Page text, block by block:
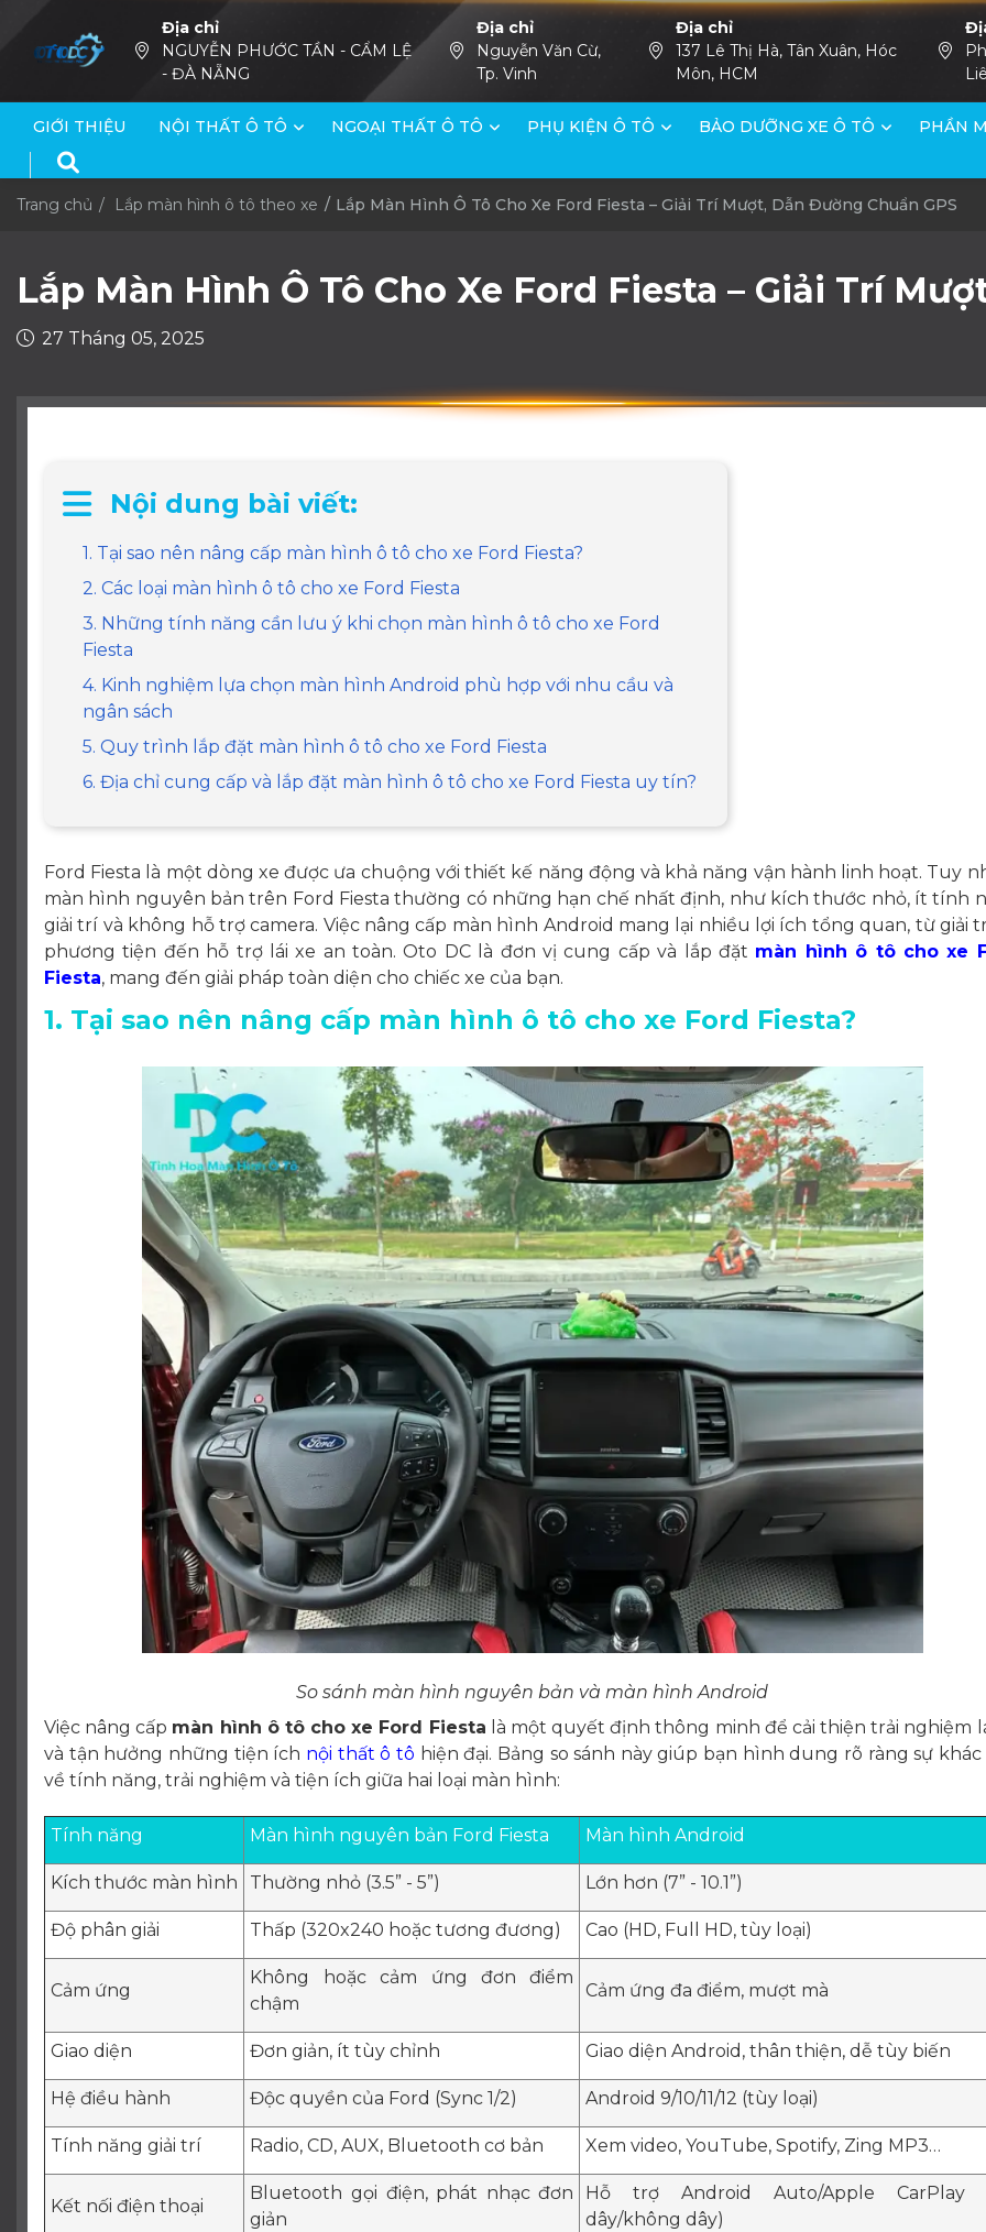
Địa chỉ
NGUYỄN PHƯỚC TẦN - CẨM LỆ
- ĐÀ NẴNG
Địa chỉ
Nguyễn Văn Cừ,
Tp. Vinh
Địa chỉ
137 Lê Thị Hà, Tân Xuân, Hóc
Môn, HCM
GIỚI THIỆU NỘI THẤT Ô TÔ NGOẠI THẤT Ô TÔ PHỤ KIỆN Ô TÔ BẢO DƯỠNG XE Ô TÔ PHẦN
Trang chủ Lắp màn hình ô tô theo xe Lắp Màn Hình Ô Tô Cho Xe Ford Fiesta – Giải Trí Mượt, Dẫn Đường Chuẩn GPS
Lắp Màn Hình Ô Tô Cho Xe Ford Fiesta – Giải Trí
27 Tháng 05, 2025
Nội dung bài viết:
1. Tại sao nên nâng cấp màn hình ô tô cho xe Ford Fiesta?
2. Các loại màn hình ô tô cho xe Ford Fiesta
3. Những tính năng cần lưu ý khi chọn màn hình ô tô cho xe Ford
Fiesta
4. Kinh nghiệm lựa chọn màn hình Android phù hợp với nhu cầu và
ngân sách
5. Quy trình lắp đặt màn hình ô tô cho xe Ford Fiesta
6. Địa chỉ cung cấp và lắp đặt màn hình ô tô cho xe Ford Fiesta uy tín?
Ford Fiesta là một dòng xe được ưa chuộng với thiết kế năng động và khả năng vận hành linh hoạt. Tuy
màn hình nguyên bản trên Ford Fiesta thường có những hạn chế nhất định, như kích thước nhỏ, ít tính
giải trí và không hỗ trợ camera. Việc nâng cấp màn hình Android mang lại nhiều lợi ích tổng quan, từ giải
phương tiện đến hỗ trợ lái xe an toàn. Oto DC là đơn vị cung cấp và lắp đặt màn hình ô tô cho xe
Fiesta, mang đến giải pháp toàn diện cho chiếc xe của bạn.
1. Tại sao nên nâng cấp màn hình ô tô cho xe Ford Fiesta?
So sánh màn hình nguyên bản và màn hình Android
Việc nâng cấp màn hình ô tô cho xe Ford Fiesta là một quyết định thông minh để cải thiện trải nghiệm
và tận hưởng những tiện ích nội thất ô tô hiện đại. Bảng so sánh này giúp bạn hình dung rõ ràng sự
về tính năng, trải nghiệm và tiện ích giữa hai loại màn hình:
Tính năng Màn hình nguyên bản Ford Fiesta Màn hình Android
Kích thước màn hình Thường nhỏ (3.5” - 5”) Lớn hơn (7” - 10.1”)
Độ phân giải Thấp (320x240 hoặc tương đương) Cao (HD, Full HD, tùy loại)
Cảm ứng
Không hoặc cảm ứng đơn điểm
chậm
Cảm ứng đa điểm, mượt mà
Giao diện Đơn giản, ít tùy chỉnh Giao diện Android, thân thiện, dễ tùy biến
Hệ điều hành Độc quyền của Ford (Sync 1/2) Android 9/10/11/12 (tùy loại)
Tính năng giải trí Radio, CD, AUX, Bluetooth cơ bản Xem video, YouTube, Spotify, Zing MP3…
Kết nối điện thoại
Bluetooth gọi điện, phát nhạc đơn
giản
Hỗ trợ Android Auto/Apple CarPlay
dây/không dây)